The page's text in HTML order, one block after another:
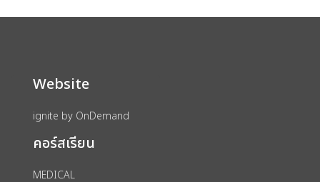
assignment ลงทะเบียน
Website
ignite by OnDemand
คอร์สเรียน
MEDICAL